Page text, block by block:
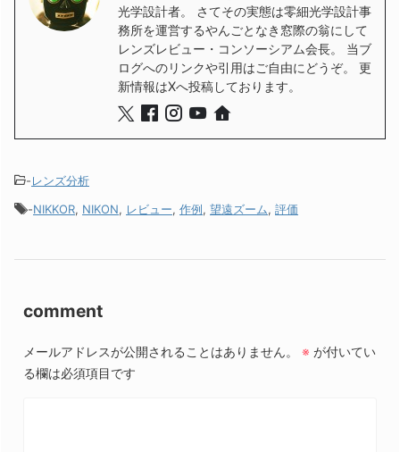
光学設計者。 さてその実態は零細光学設計事
務所を運営するやんごとなき窓際の翁にして
レンズレビュー・コンソーシアム会長。 当ブ
ログへのリンクや引用はご自由にどうぞ。 更
新情報はXへ投稿しております。
-レンズ分析
-NIKKOR, NIKON, レビュー, 作例, 望遠ズーム, 評価
comment
メールアドレスが公開されることはありません。 ※ が付いてい
る欄は必須項目です